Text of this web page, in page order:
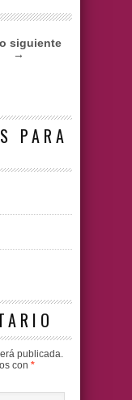
siguiente
→
PARA
publicada.
con *